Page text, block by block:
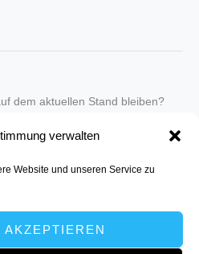
verwalten
Website und unseren Service zu
dem aktuellen Stand bleiben?
Service auf.
eine